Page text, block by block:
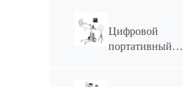
Цифровой
портативный